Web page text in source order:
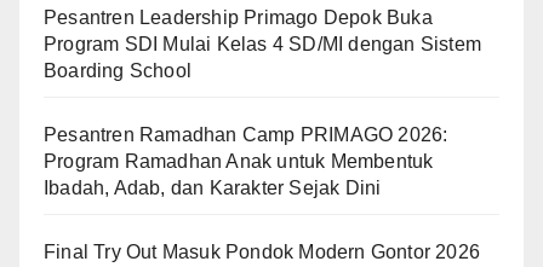
Pesantren Leadership Primago Depok Buka
Program SDI Mulai Kelas 4 SD/MI dengan Sistem
Boarding School
Pesantren Ramadhan Camp PRIMAGO 2026:
Program Ramadhan Anak untuk Membentuk
Ibadah, Adab, dan Karakter Sejak Dini
Final Try Out Masuk Pondok Modern Gontor 2026